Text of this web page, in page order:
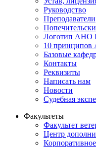
Руководство
Преподаватели
Логотип
10 принципов
Базовые
Контакты
Реквизиты
Написать нам
Новости
Судебная
Факультеты
Факультет
Центр